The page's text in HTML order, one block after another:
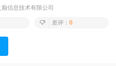
巅信息技术有限公司
差评： 0